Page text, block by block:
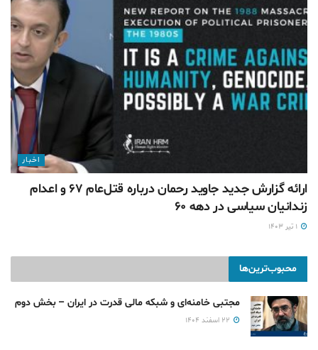
اخبار
ارائه گزارش جدید جاوید رحمان درباره قتل‌عام ۶۷ و اعدام
زندانیان سیاسی در دهه ۶۰
محبوب‌ترین‌ها
مجتبی خامنه‌ای و شبکه مالی قدرت در ایران – بخش دوم